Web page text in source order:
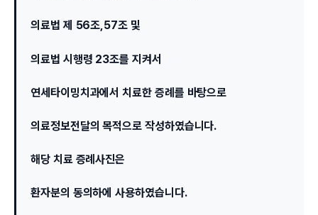
의료법 제 56조,57조 및
의료법 시행령 23조를 지켜서
연세타이밍치과에서 치료한 증례를 바탕으로
의료정보전달의 목적으로 작성하였습니다.
해당 치료 증례사진은
환자분의 동의하에 사용하였습니다.